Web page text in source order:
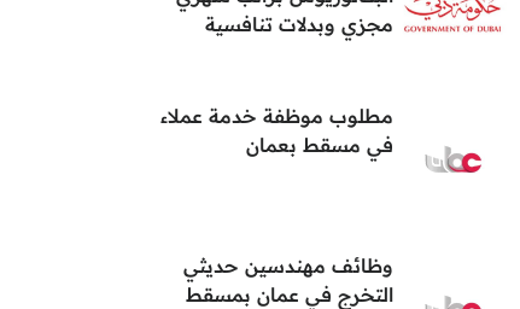
مجزي وبدلات تنافسية
مطلوب موظفة خدمة عملاء
في مسقط بعمان
وظائف مهندسين حديثي
التخرج في عمان بمسقط